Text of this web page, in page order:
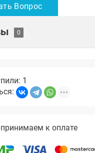
1
к оплате